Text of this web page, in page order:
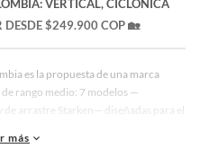
VERTICAL, CICLÓNICA
DESDE $249.900 COP 🏡
es la propuesta de una marca
rango medio: 7 modelos —
de arrastre Starken— diseñadas para el
y tapetes de pelo corto.
más